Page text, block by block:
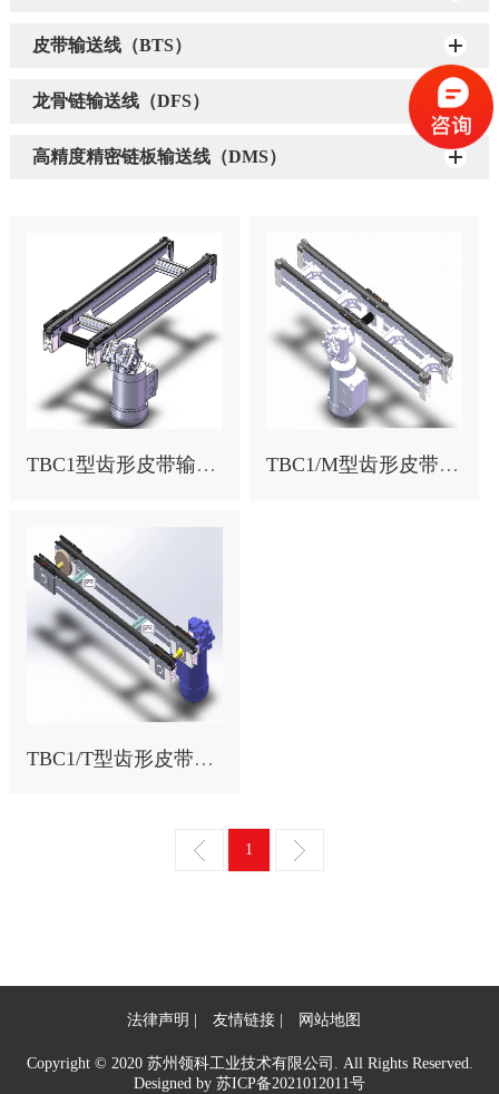
皮带输送线（BTS）
龙骨链输送线（DFS）
高精度精密链板输送线（DMS）
TBC1型齿形皮带输送段 TBC1/M型齿形皮带输送段
TBC1/T型齿形皮带输送段
1
法律声明 友情链接 网站地图
Copyright © 2020 苏州领科工业技术有限公司. All Rights Reserved.
Designed by 苏ICP备2021012011号